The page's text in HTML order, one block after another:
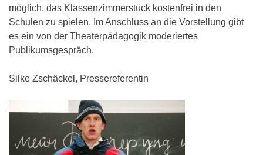
möglich, das Klassenzimmerstück kostenfrei in den
Schulen zu spielen. Im Anschluss an die Vorstellung gibt
es ein von der Theaterpädagogik moderiertes
Publikumsgespräch.
Silke Zschäckel, Pressereferentin